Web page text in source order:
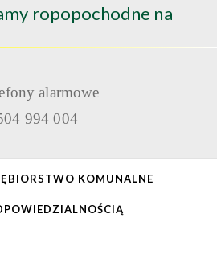
ropopochodne na
alarmowe
994 004
KOMUNALNE